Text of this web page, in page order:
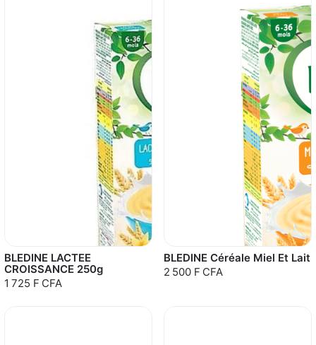
BLEDINE LACTEE
CROISSANCE 250g
1 725 F CFA
BLEDINE Céréale Miel Et Lait
2 500 F CFA